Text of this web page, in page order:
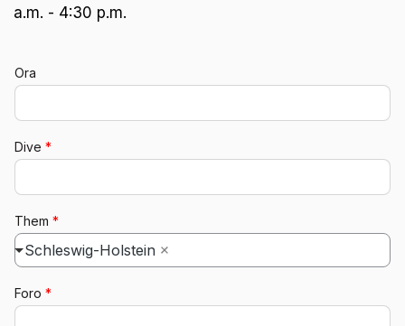
a.m. - 4:30 p.m.
Ora
Dive *
Them *
Schleswig-Holstein
Foro *